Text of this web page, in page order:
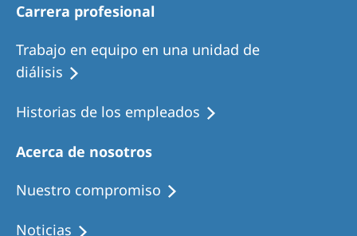
Carrera profesional
Trabajo en equipo en una unidad de
diálisis
Historias de los empleados
Acerca de nosotros
Nuestro compromiso
Noticias